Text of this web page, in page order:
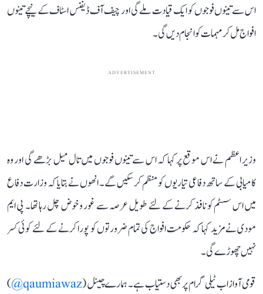
اس سے تینوں فوجوں کو ایک قیادت ملے گی اور چیف آف ڈیفنس اسٹاف کے نیچے تینوں
افواج مل کر مہمات کو انجام دیں گی۔
ADVERTISEMENT
وزیر اعظم نے اس موقع پر کہا کہ اس سے تینوں فوجوں میں تال میل بڑھے گی اور وہ
کامیابی کے ساتھ دفاعی تیاریوں کو منظم کر سکیں گے۔ انھوں نے بتایا کہ وزارت دفاع
میں اس سسٹم کو نافذ کرنے کے لئے طویل عرصہ سے غور و خوض چل رہا تھا۔ پی ایم
مودی نے مزید کہا کہ حکومت افواج کی تمام ضرورتوں کو پورا کرنے کے لئے کوئی کسر
نہیں چھوڑے گی۔
قومی آواز اب ٹیلی گرام پر بھی دستیاب ہے۔ ہمارے چینل (qaumiawaz@
)